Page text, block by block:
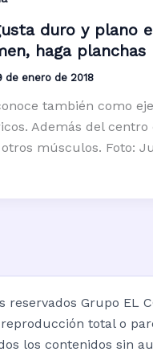
duro y plano
haga planchas
de enero de 2018
también como
Además del centro
músculos. Foto:
reservados Grupo EL
total o
los contenidos sin